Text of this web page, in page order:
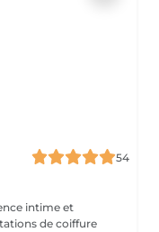
54
intime et
de coiffure